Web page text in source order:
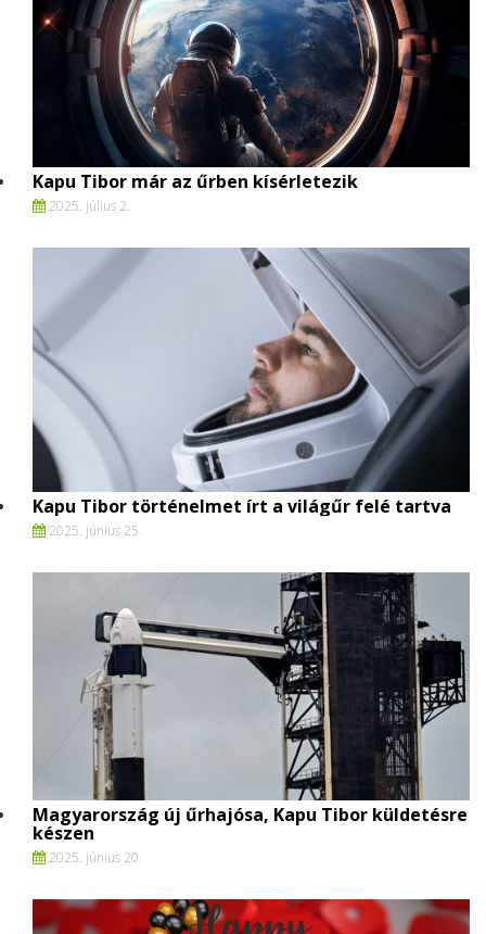
Kapu Tibor már az űrben kísérletezik
2025. július 2.
Kapu Tibor történelmet írt a világűr felé tartva
2025. június 25.
Magyarország új űrhajósa, Kapu Tibor küldetésre
készen
2025. június 20.